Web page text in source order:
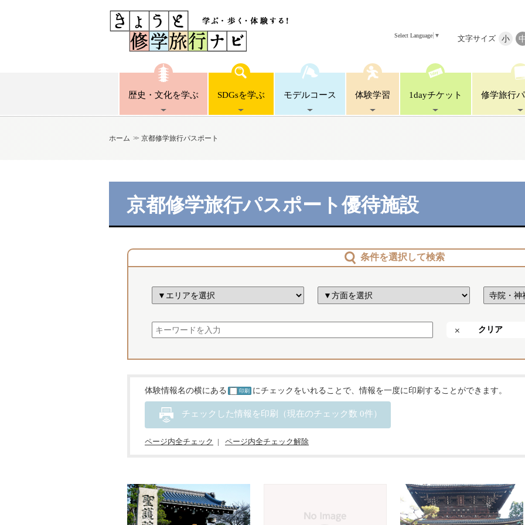
文字サイズ 小
Select Language ▼
歴史・文化を学ぶ SDGsを学ぶ モデルコース 体験学習 1dayチケット 修学旅行
ホーム 京都修学旅行パスポート
京都修学旅行パスポート優待施設
条件を選択して検索
クリア
体験情報名の横にある 印刷 にチェックをいれることで、情報を一度に印刷することができます。
チェックした情報を印刷（現在のチェック数 0件）
ページ内全チェック ページ内全チェック解除